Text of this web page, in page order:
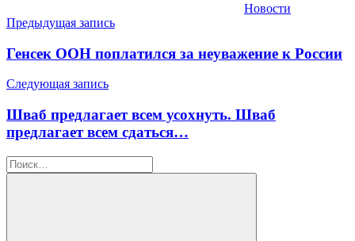
Новости
Навигация
по
Предыдущая запись
Генсек ООН поплатился за неуважение к России
Следующая запись
Шваб предлагает всем усохнуть. Шваб
предлагает всем сдаться…
Найти: